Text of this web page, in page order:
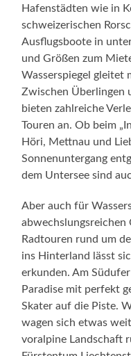
Hafenstädten wie in
schweizerischen
Ausflugsboote in
und Größen zum
Wasserspiegel gleitet
Zwischen Überlingen
bieten zahlreiche
Touren an. Ob beim
Höri, Mettnau und
Sonnenuntergang
dem Untersee sind
Aber auch für
abwechslungsreichen
Radtouren rund um
ins Hinterland lässt
erkunden. Am
Paradise mit perfekt
Skater auf die Piste.
wagen sich etwas
voralpine Landschaft